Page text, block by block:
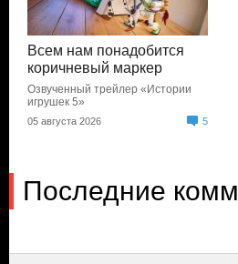
Всем нам понадобится
коричневый маркер
Озвученный трейлер «Истории
игрушек 5»
05 августа 2026 5
Последние